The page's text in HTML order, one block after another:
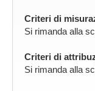
Criteri di
Si rimanda alla
Criteri di
Si rimanda alla